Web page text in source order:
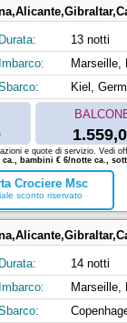
Durata:
13 notti
Imbarco:
Marseille,
Kiel,
Crociere Msc
sconto riservato
e quote di servizio. Vedi
bambini € 6/notte ca.,
Durata:
14 notti
Imbarco:
Marseille,